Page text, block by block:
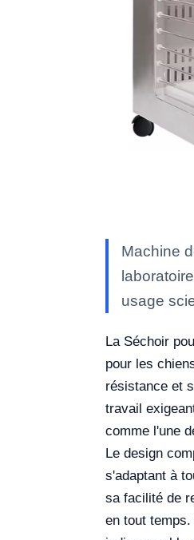
Machine
usage
La Séchoir
pour les
résistance et
travail
comme l'une
Le design
s'adaptant à
sa facilité de
en tout